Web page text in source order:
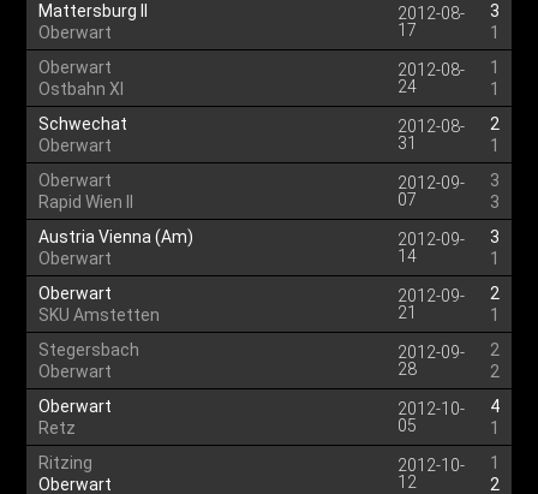
Mattersburg II
Oberwart
2012-08-
17
3
1
Oberwart
Ostbahn XI
2012-08-
24
1
1
Schwechat
Oberwart
2012-08-
31
2
1
Oberwart
Rapid Wien II
2012-09-
07
3
3
Austria Vienna (Am)
Oberwart
2012-09-
14
3
1
Oberwart
SKU Amstetten
2012-09-
21
2
1
Stegersbach
Oberwart
2012-09-
28
2
2
Oberwart
Retz
2012-10-
05
4
1
Ritzing
Oberwart
2012-10-
12
1
2